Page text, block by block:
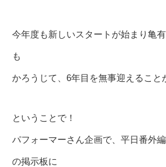
今年度も新しいスタートが始まり亀
も
かろうじて、6年目を無事迎えること
ということで！
パフォーマーさん企画で、平日番外
の掲示板に